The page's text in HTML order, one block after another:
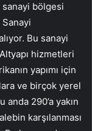
bölgesi
Bu sanayi
hizmetleri
yapımı için
ve birçok yerel
290’a yakın
karşılanması